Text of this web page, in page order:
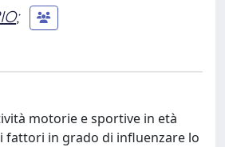
;
motorie e sportive in età
fattori in grado di influenzare lo